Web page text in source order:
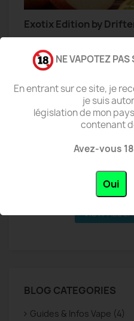
Exotix Edition by
Drifter Exotic Edition 100
frais et généreux La
En savoir plus
VIEW ALL
BLOG CATEGORIES
Guides & Infos Vape (4)
NE VAPOTEZ PAS
En entrant sur ce site, je
je suis
législation de mon
contenant
Avez-vous
Oui